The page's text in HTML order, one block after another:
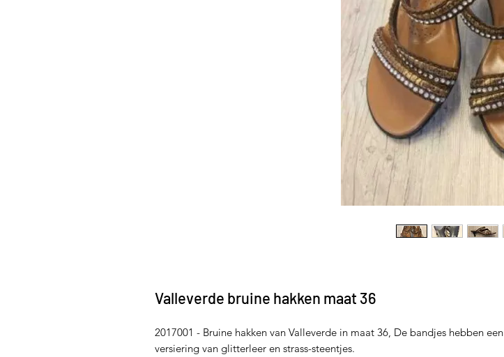
Valleverde bruine hakken maat 36
2017001 - Bruine hakken van Valleverde in maat 36, De bandjes hebben een
versiering van glitterleer en strass-steentjes.